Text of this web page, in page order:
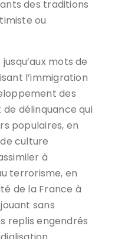
des traditions
ou
mots de
l’immigration
des
délinquance qui
populaires, en
culture
à
terrorisme, en
de la France à
sans
replis engendrés